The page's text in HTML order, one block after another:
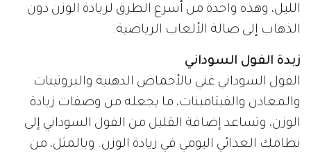
الليل، وهذه واحدة من أسرع الطرق لزيادة الوزن دون
الذهاب إلى صالة الألعاب الرياضية.
زبدة الفول السوداني
الفول السوداني غني بالأحماض الدهنية والبروتينات
والمعادن والفيتامينات، ما يجعله من وصفات زيادة
الوزن، وتساعد إضافة القليل من الفول السوداني إلى
نظامك الغذائي اليومي في زيادة الوزن. وبالمثل، من